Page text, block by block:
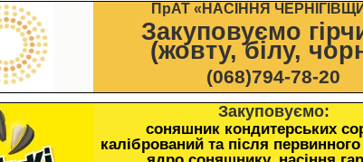
ПрАТ «НАСІННЯ
Закуповуємо
(жовту, білу,
(068)794-78-20
Закуповуємо:
соняшник кондитерських
калібрований та після